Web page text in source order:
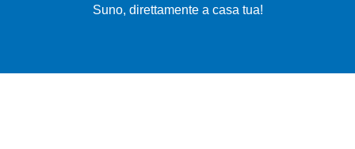
Suno, direttamente a casa tua!